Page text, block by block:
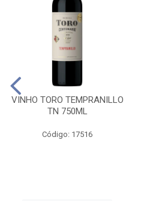
VINHO TORO TEMPRANILLO
TN 750ML
Código: 17516